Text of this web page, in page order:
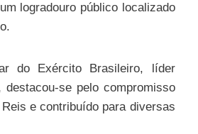
logradouro público localizado
do Exército Brasileiro, líder
se pelo compromisso
e contribuído para diversas